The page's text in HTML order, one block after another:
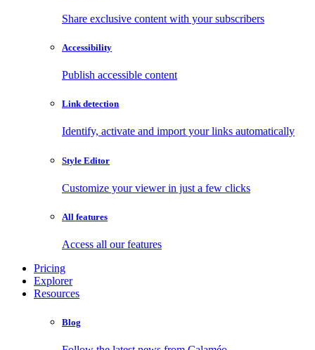
Share exclusive content with your subscribers
Accessibility
Publish accessible content
Link detection
Identify, activate and import your links automatically
Style Editor
Customize your viewer in just a few clicks
All features
Access all our features
Pricing
Explorer
Resources
Blog